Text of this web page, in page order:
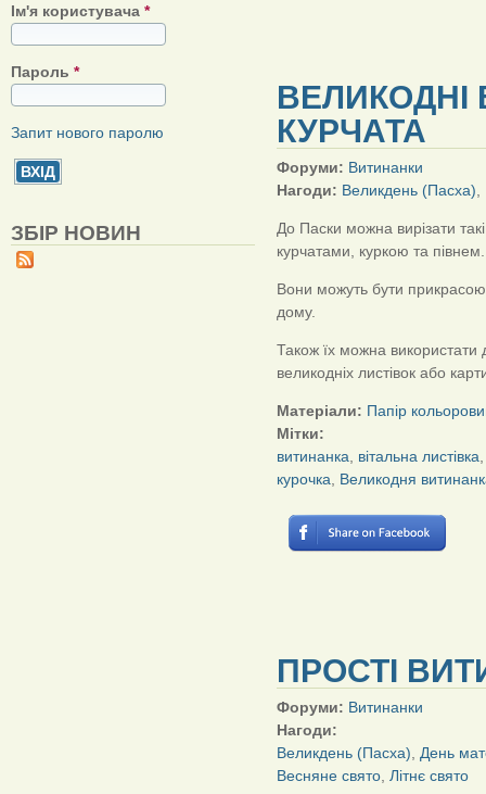
Ім'я користувача *
Пароль *
Запит нового паролю
ЗБІР НОВИН
ВЕЛИКОДНІ
КУРЧАТА
Форуми: Витинанки
Нагоди: Великдень (Пасха)
До Паски можна вирізати
курчатами, куркою та півнем.
Вони можуть бути
дому.
Також їх можна використати
великодніх листівок або
Матеріали: Папір
Мітки:
витинанка
вітальна листівка
курочка
Великодня
ПРОСТІ
Форуми: Витинанки
Нагоди:
Великдень (Пасха)
День
Весняне свято Літнє свято